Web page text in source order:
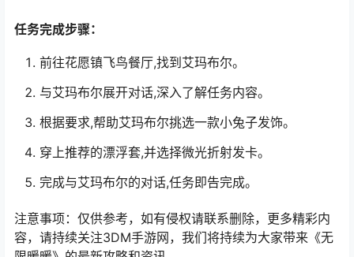
任务完成步骤：
前往花愿镇飞鸟餐厅,找到艾玛布尔。
与艾玛布尔展开对话,深入了解任务内容。
根据要求,帮助艾玛布尔挑选一款小兔子发饰。
穿上推荐的漂浮套,并选择微光折射发卡。
完成与艾玛布尔的对话,任务即告完成。
注意事项：仅供参考，如有侵权请联系删除，更多精彩内
容，请持续关注3DM手游网，我们将持续为大家带来《无